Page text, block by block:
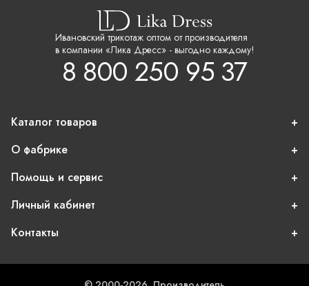
Ивановский трикотаж оптом от производителя
в компании «Лика Дресс» - выгодно каждому!
8 800 250 95 37
Каталог товаров
О фабрике
Помощь и сервис
Личный кабинет
Контакты